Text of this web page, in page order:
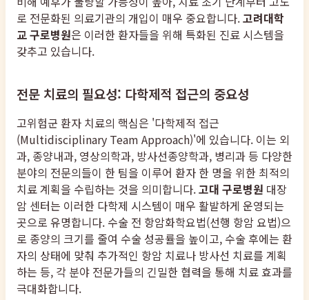
로 전문화된 의료기관의 개입이 매우 중요합니다.고려대학
교 구로병원은 이러한 환자들을 위해 특화된 진료 시스템을
갖추고 있습니다.
전문 치료의 필요성: 다학제적 접근의 중요성
고위험군 환자 치료의 핵심은 '다학제적 접근
(Multidisciplinary Team Approach)'에 있습니다. 이는 외
과, 종양내과, 영상의학과, 방사선종양학과, 병리과 등 다양한
분야의 전문의들이 한 팀을 이루어 환자 한 명을 위한 최적의
치료 계획을 수립하는 것을 의미합니다.고대 구로병원 대장
암 센터는 이러한 다학제 시스템이 매우 활발하게 운영되는
곳으로 유명합니다. 수술 전 항암화학요법(선행 항암 요법)으
로 종양의 크기를 줄여 수술 성공률을 높이고, 수술 후에는 환
자의 상태에 맞춰 추가적인 항암 치료나 방사선 치료를 계획
하는 등, 각 분야 전문가들의 긴밀한 협력을 통해 치료 효과를
극대화합니다.